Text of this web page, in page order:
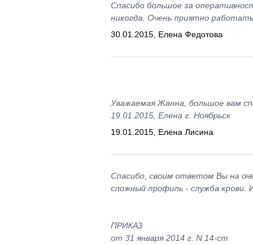
Спасибо большое за
никогда. Очень приятно
30.01.2015, Елена Федотова
Уважаемая Жанна, большое вам
19.01.2015, Елена г. Ноябрьск
19.01.2015, Елена Лисина
Спасибо, своим ответом Вы на
сложный профиль - служба крови.
ПРИКАЗ
от 31 января 2014 г. N 14-ст